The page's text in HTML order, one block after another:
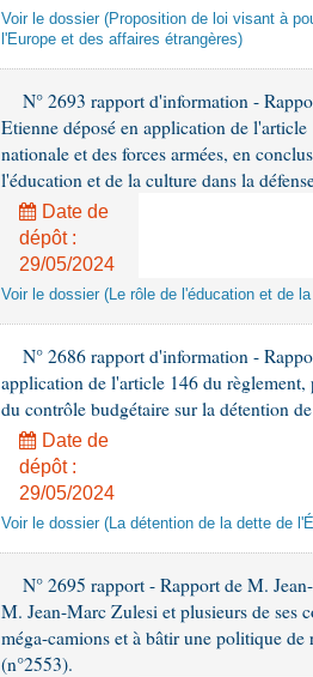
Voir le dossier (Proposition de loi visant à
l'Europe et des affaires étrangères)
N° 2693 rapport d'information -
Etienne déposé en application de
nationale et des forces armées, en
l'éducation et de la culture dans la
Date de
dépôt :
29/05/2024
Voir le dossier (Le rôle de l'éducation et de
N° 2686 rapport d'information -
application de l'article 146 du
du contrôle budgétaire sur la détention
Date de
dépôt :
29/05/2024
Voir le dossier (La détention de la dette de
N° 2695 rapport - Rapport de M.
M. Jean-Marc Zulesi et plusieurs de ses
méga-camions et à bâtir une politique
(n°2553).